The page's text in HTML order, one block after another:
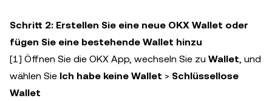
Schritt 2: Erstellen Sie eine neue OKX Wallet oder
fügen Sie eine bestehende Wallet hinzu
[1] Öffnen Sie die OKX App, wechseln Sie zu Wallet, und
wählen Sie Ich habe keine Wallet > Schlüssellose
Wallet